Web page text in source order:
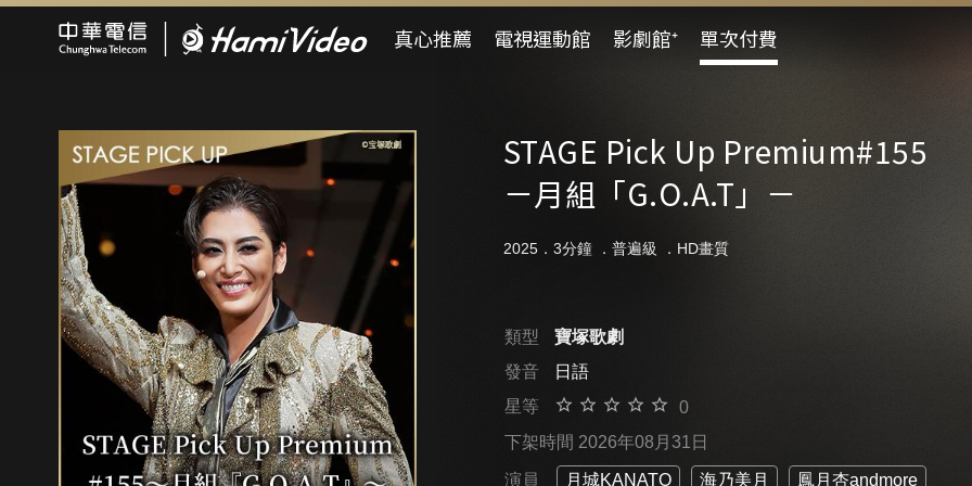
真心推薦 電視運動館 影劇館⁺ 單次付費
STAGE Pick Up Premium#155
－月組「G.O.A.T」－
2025．3分鐘 ． 普遍級 ．HD畫質
類型
寶塚歌劇
發音
日語
星等
0
下架時間 2026年08月31日
演員 月城KANATO 海乃美月 鳳月杏andmore